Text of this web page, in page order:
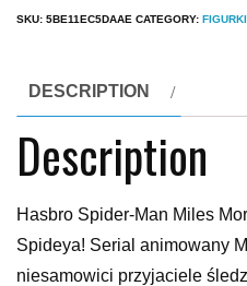
SKU: 5BE11EC5DAAE CATEGORY:
DESCRIPTION
Description
Hasbro Spider-Man Miles
Spideya! Serial animowany
niesamowici przyjaciele